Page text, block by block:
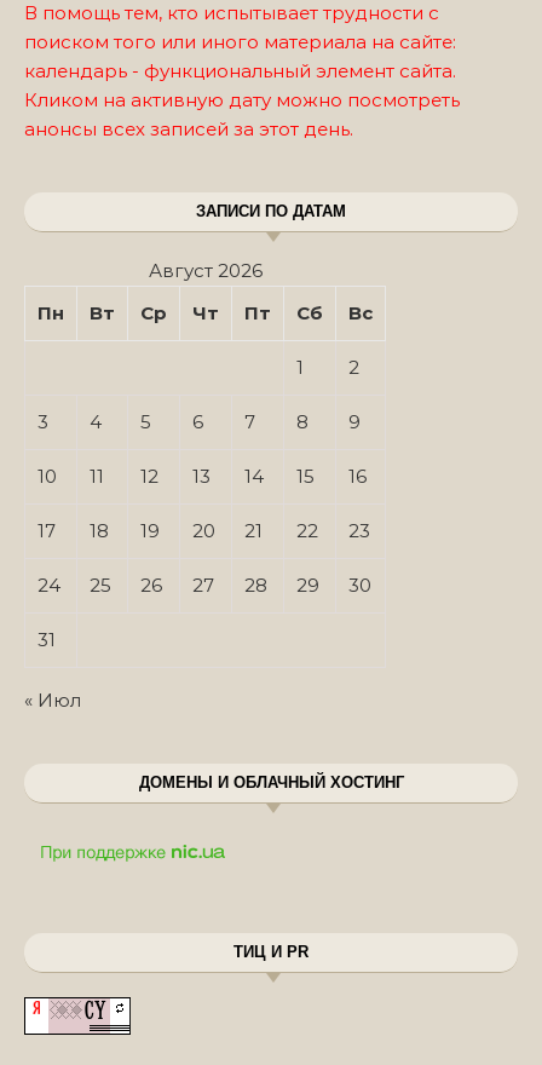
В помощь тем, кто испытывает трудности с
поиском того или иного материала на сайте:
календарь - функциональный элемент сайта.
Кликом на активную дату можно посмотреть
анонсы всех записей за этот день.
ЗАПИСИ ПО ДАТАМ
Август 2026
Пн
Вт Ср Чт Пт Сб Вс
1 2
3 4 5 6 7 8 9
10 11 12 13 14 15 16
17 18 19 20 21 22 23
24 25 26 27 28 29 30
31
« Июл
ДОМЕНЫ И ОБЛАЧНЫЙ ХОСТИНГ
ТИЦ И PR